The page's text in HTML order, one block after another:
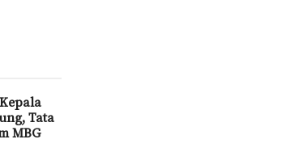
Tata
MBG